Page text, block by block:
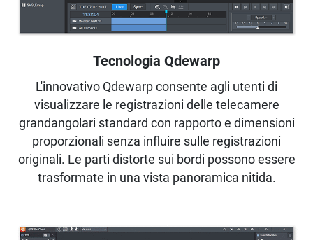
Tecnologia Qdewarp
L'innovativo Qdewarp consente agli utenti di
visualizzare le registrazioni delle telecamere
grandangolari standard con rapporto e dimensioni
proporzionali senza influire sulle registrazioni
originali. Le parti distorte sui bordi possono essere
trasformate in una vista panoramica nitida.